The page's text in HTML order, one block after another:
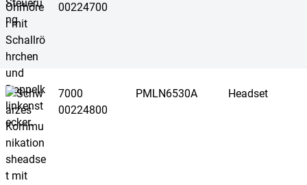
00224700
7000
00224800
PMLN6530A Headset